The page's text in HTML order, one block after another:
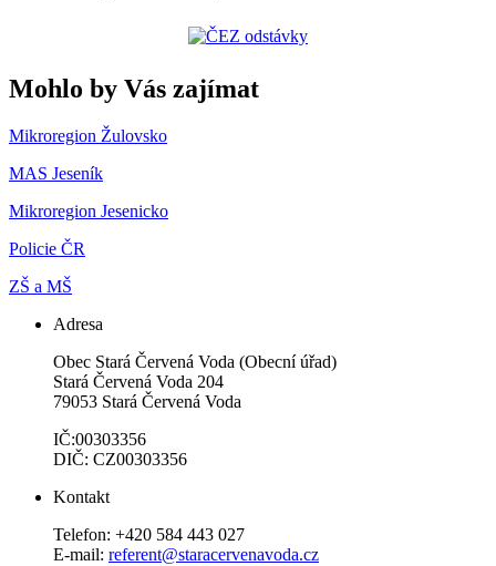
Mohlo by Vás zajímat
Mikroregion Žulovsko
MAS Jeseník
Mikroregion Jesenicko
Policie ČR
ZŠ a MŠ
Adresa
Obec Stará Červená Voda (Obecní úřad)
Stará Červená Voda 204
79053 Stará Červená Voda
IČ:00303356
DIČ: CZ00303356
Kontakt
Telefon: +420 584 443 027
E-mail: referent@staracervenavoda.cz